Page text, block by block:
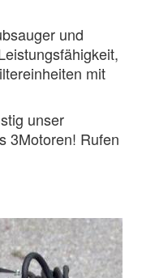
und
mit
unser
3Motoren! Rufen